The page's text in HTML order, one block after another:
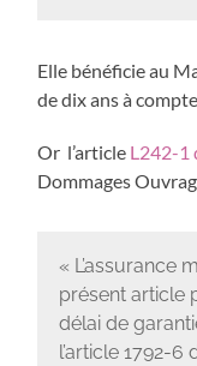
Elle bénéficie au
de dix ans à
Or l’article L242-1
Dommages
« L’assurance
présent article
délai de
l’article 1792-6